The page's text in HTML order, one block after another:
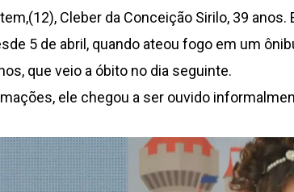
Cleber da Conceição Sirilo, 39
5 de abril, quando ateou fogo em um
que veio a óbito no dia seguinte.
ele chegou a ser ouvido